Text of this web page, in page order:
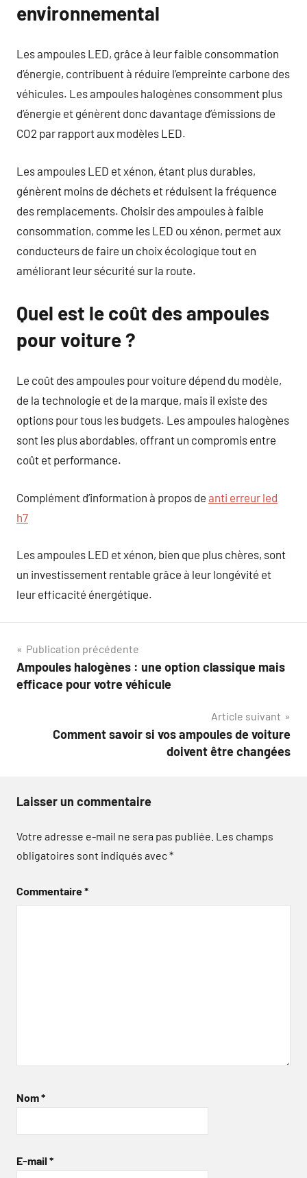
environnemental
Les ampoules LED, grâce à leur faible consommation
d’énergie, contribuent à réduire l’empreinte carbone des
véhicules. Les ampoules halogènes consomment plus
d’énergie et génèrent donc davantage d’émissions de
CO2 par rapport aux modèles LED.
Les ampoules LED et xénon, étant plus durables,
génèrent moins de déchets et réduisent la fréquence
des remplacements. Choisir des ampoules à faible
consommation, comme les LED ou xénon, permet aux
conducteurs de faire un choix écologique tout en
améliorant leur sécurité sur la route.
Quel est le coût des ampoules
pour voiture ?
Le coût des ampoules pour voiture dépend du modèle,
de la technologie et de la marque, mais il existe des
options pour tous les budgets. Les ampoules halogènes
sont les plus abordables, offrant un compromis entre
coût et performance.
Complément d’information à propos de anti erreur led
h7
Les ampoules LED et xénon, bien que plus chères, sont
un investissement rentable grâce à leur longévité et
leur efficacité énergétique.
Navigation
de
Publication précédente
Ampoules halogènes : une option classique mais
efficace pour votre véhicule
Article suivant
Comment savoir si vos ampoules de voiture
doivent être changées
Laisser un commentaire
Votre adresse e-mail ne sera pas publiée. Les champs
obligatoires sont indiqués avec*
Commentaire*
Nom*
E-mail *